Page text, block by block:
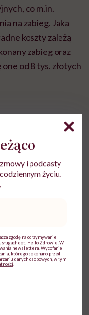
co m.in.
na zabieg. Jaka
koszty zależą
zabieg oraz
od 8 tys. złotych
powstanie wad
[dostęp
ortodoncji.
wad zgryzu na
Studia
vol. 22, nr 2.
i podcasty
życiu.
zgodę na otrzymywanie
dot. Hello Zdrowie. W
newslettera. Wycofanie
którego dokonano przed
danych osobowych, w tym